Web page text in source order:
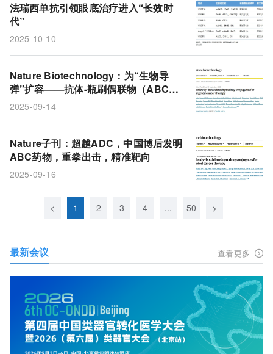
法瑞西单抗引领眼底治疗进入“长效时
代”
2025-10-10
Nature Biotechnology：为“生物导
弹”扩容——抗体-瓶刷偶联物（ABC）
技术重新定义抗体偶联药物的设计边界
2025-09-14
Nature子刊：超越ADC，中国博后发明
ABC药物，重拳出击，精准靶向
2025-09-16
< 1 2 3 4 ... 50 >
最新会议 查看更多